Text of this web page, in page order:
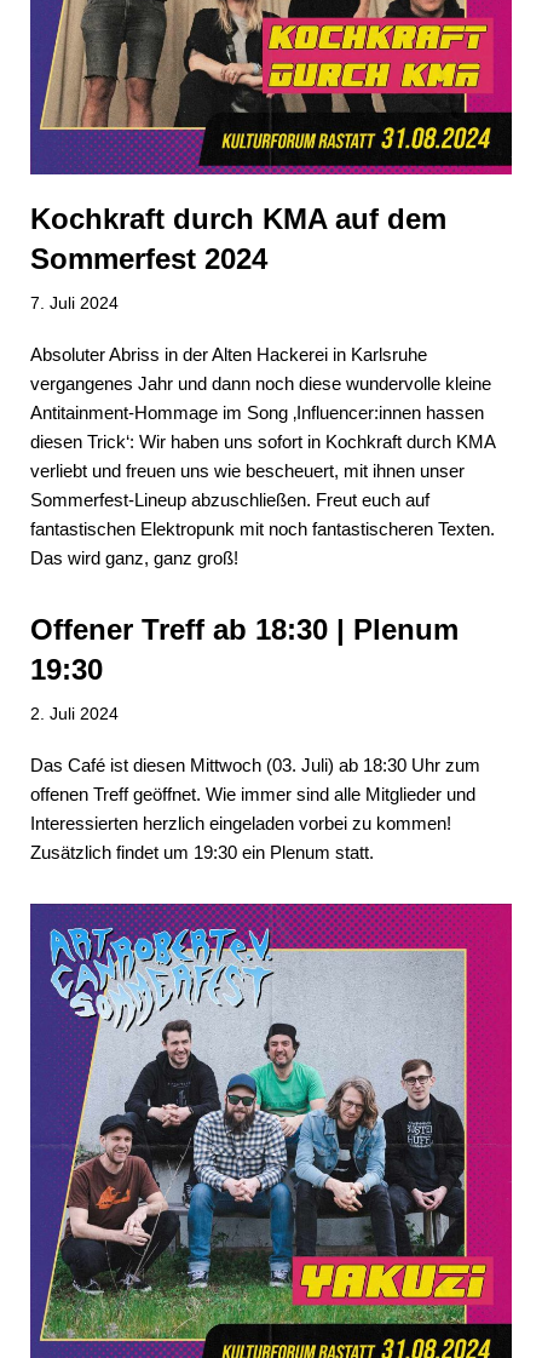
Kochkraft durch KMA auf dem
Sommerfest 2024
7. Juli 2024
Absoluter Abriss in der Alten Hackerei in Karlsruhe
vergangenes Jahr und dann noch diese wundervolle kleine
Antitainment-Hommage im Song ‚Influencer:innen hassen
diesen Trick‘: Wir haben uns sofort in Kochkraft durch KMA
verliebt und freuen uns wie bescheuert, mit ihnen unser
Sommerfest-Lineup abzuschließen. Freut euch auf
fantastischen Elektropunk mit noch fantastischeren Texten.
Das wird ganz, ganz groß!
Offener Treff ab 18:30 | Plenum
19:30
2. Juli 2024
Das Café ist diesen Mittwoch (03. Juli) ab 18:30 Uhr zum
offenen Treff geöffnet. Wie immer sind alle Mitglieder und
Interessierten herzlich eingeladen vorbei zu kommen!
Zusätzlich findet um 19:30 ein Plenum statt.